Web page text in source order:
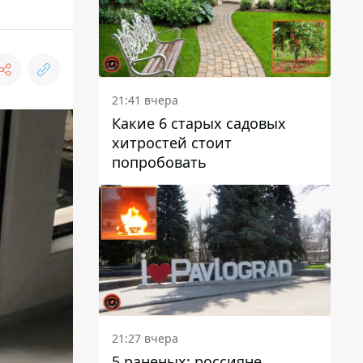
21:41 вчера
Какие 6 старых садовых
хитростей стоит
попробовать
21:27 вчера